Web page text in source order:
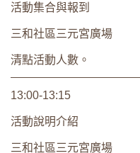
活動集合與報到
三和社區三元宮廣場
清點活動人數。
13:00-13:15
活動說明介紹
三和社區三元宮廣場